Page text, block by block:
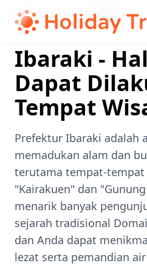
Home / Kanto / Ibaraki
Ibaraki -
Dapat
Tempat
Prefektur Ibaraki adalah
memadukan alam dan
terutama tempat-
"Kairakuen" dan
menarik banyak
sejarah tradisional
dan Anda dapat
lezat serta pemandian